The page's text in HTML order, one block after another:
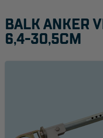
Ladder accessoires
Werktrappen
BALK ANKER
6,4-30,5CM